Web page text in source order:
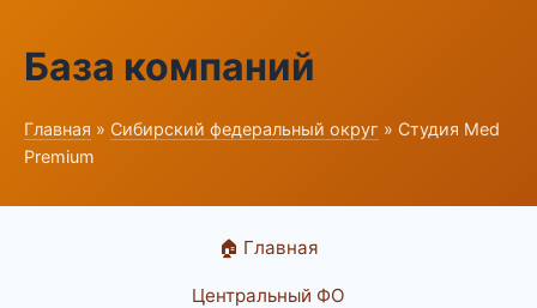
База компаний
Главная » Сибирский федеральный округ » Студия Med
Premium
🏠 Главная
Центральный ФО